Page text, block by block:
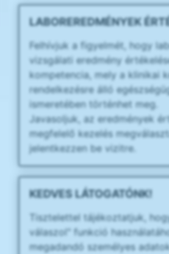
LABOREREDMÉNYEK
Felhívjuk a figyelmét, hogy
vizsgálati eredmény
kompetencia, mely a klinikai
rendelkezésre álló
ismeretében történhet meg.
Javasoljuk, az eredmények
megfelelő kezelés
jelentkezzen be vizitre.
KEDVES LÁTOGATÓNK!
Tisztelettel tájékoztatjuk,
válaszol" funkció
megadandó személyes